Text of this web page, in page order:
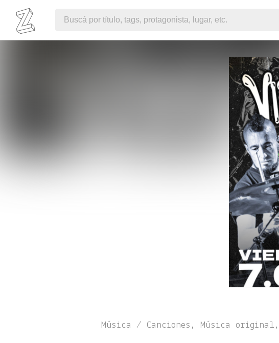
Música / Canciones, Música